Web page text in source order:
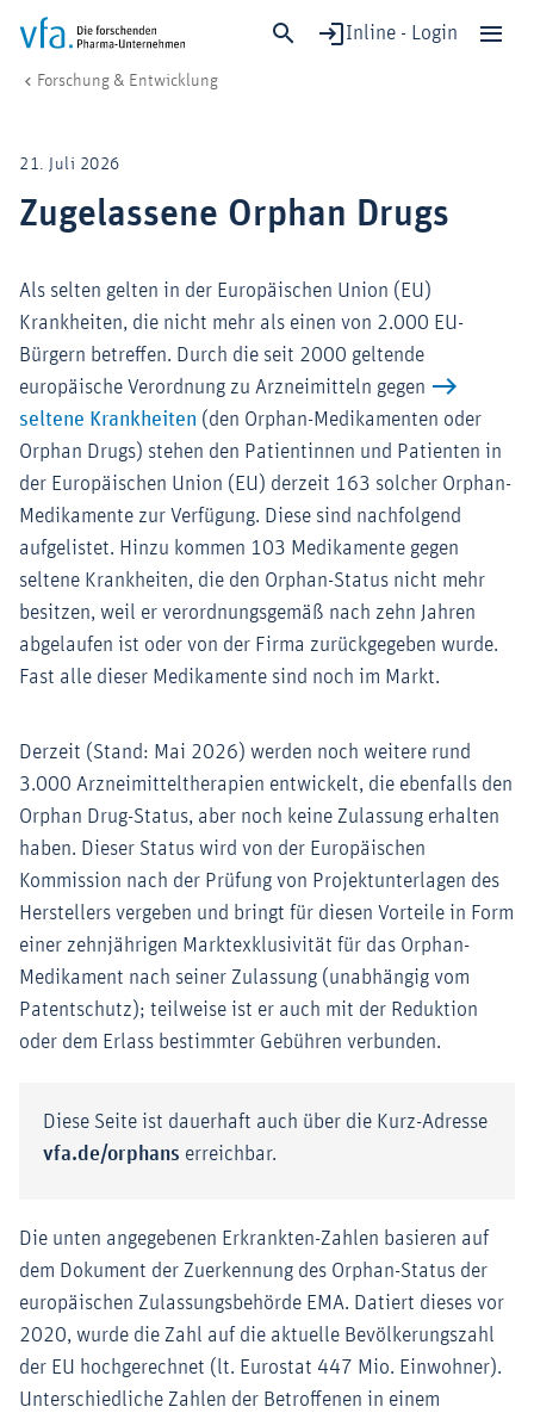
Inline - Login
Forschung & Entwicklung
Gesundheit & Versorgung
Wirtschaft & Standort
Verband & Mitglieder
Mitglied werden!
Medien
Forschung & Entwicklung
21. Juli 2026
Zugelassene Orphan Drugs
Als selten gelten in der Europäischen Union (EU)
Krankheiten, die nicht mehr als einen von 2.000 EU-
Bürgern betreffen. Durch die seit 2000 geltende
europäische Verordnung zu Arzneimitteln gegen
seltene Krankheiten (den Orphan-Medikamenten oder
Orphan Drugs) stehen den Patientinnen und Patienten in
der Europäischen Union (EU) derzeit 163 solcher Orphan-
Medikamente zur Verfügung. Diese sind nachfolgend
aufgelistet. Hinzu kommen 103 Medikamente gegen
seltene Krankheiten, die den Orphan-Status nicht mehr
besitzen, weil er verordnungsgemäß nach zehn Jahren
abgelaufen ist oder von der Firma zurückgegeben wurde.
Fast alle dieser Medikamente sind noch im Markt.
Derzeit (Stand: Mai 2026) werden noch weitere rund
3.000 Arzneimitteltherapien entwickelt, die ebenfalls den
Orphan Drug-Status, aber noch keine Zulassung erhalten
haben. Dieser Status wird von der Europäischen
Kommission nach der Prüfung von Projektunterlagen des
Herstellers vergeben und bringt für diesen Vorteile in Form
einer zehnjährigen Marktexklusivität für das Orphan-
Medikament nach seiner Zulassung (unabhängig vom
Patentschutz); teilweise ist er auch mit der Reduktion
oder dem Erlass bestimmter Gebühren verbunden.
Diese Seite ist dauerhaft auch über die Kurz-Adresse
vfa.de/orphans erreichbar.
Die unten angegebenen Erkrankten-Zahlen basieren auf
dem Dokument der Zuerkennung des Orphan-Status der
europäischen Zulassungsbehörde EMA. Datiert dieses vor
2020, wurde die Zahl auf die aktuelle Bevölkerungszahl
der EU hochgerechnet (lt. Eurostat 447 Mio. Einwohner).
Unterschiedliche Zahlen der Betroffenen in einem